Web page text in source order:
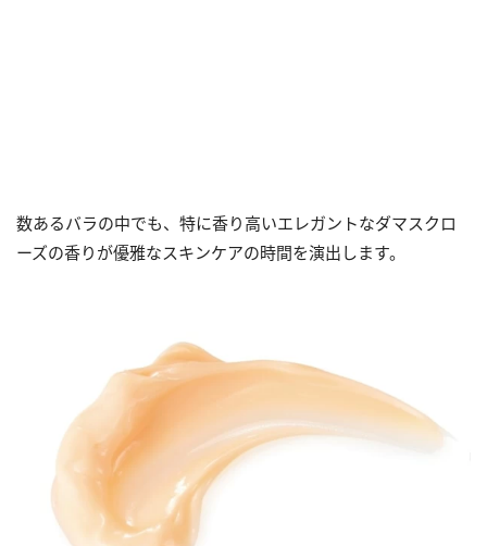
数あるバラの中でも、特に香り高いエレガントなダマスクロ
ーズの香りが優雅なスキンケアの時間を演出します。